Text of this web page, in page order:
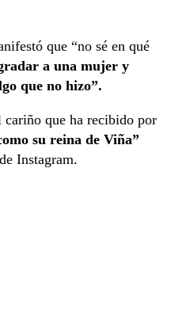
que “no sé en qué
a una mujer y
que no hizo”.
que ha recibido por
su reina de Viña”
Instagram.